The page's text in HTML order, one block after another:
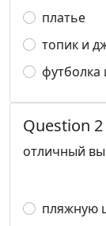
платье
топик и
Question 2
отличный
пляжную